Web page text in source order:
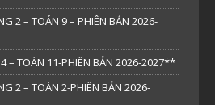
2 – TOÁN 9 – PHIÊN BẢN 2026-
– TOÁN 11-PHIÊN BẢN 2026-2027**
2 – TOÁN 2-PHIÊN BẢN 2026-